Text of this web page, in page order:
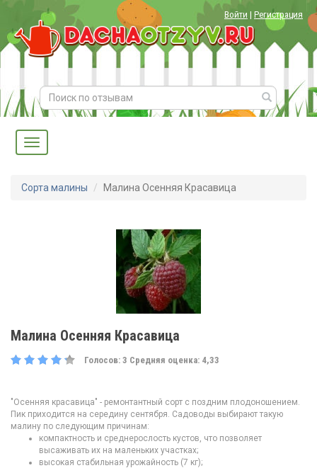
Войти | Регистрация
Сорта малины Малина Осенняя Красавица
Малина Осенняя Красавица
Голосов: 3 Средняя оценка: 4,33
"Осенняя красавица" - ремонтантный сорт с поздним плодоношением.
Пик приходится на середину сентября. Садоводы выбирают такую
малину по следующим причинам:
компактность и среднерослость кустов, что позволяет
высаживать их на маленьких участках;
высокая стабильная урожайность (7 кг);